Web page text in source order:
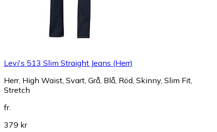
Levi's 513 Slim Straight Jeans (Herr)
Herr, High Waist, Svart, Grå, Blå, Röd, Skinny, Slim Fit,
Stretch
fr.
379 kr